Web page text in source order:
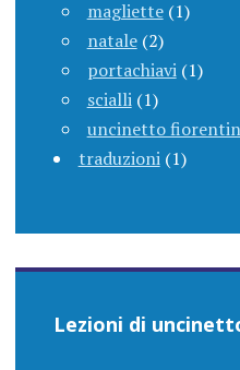
magliette (1)
natale (2)
portachiavi (1)
scialli (1)
uncinetto
traduzioni (1)
Lezioni di